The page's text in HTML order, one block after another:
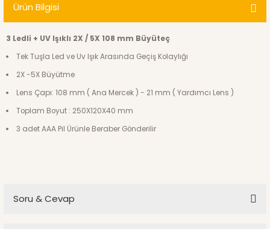
Ürün Bilgisi
3 Ledli + UV Işıklı 2X / 5X 108 mm Büyüteç
Tek Tuşla Led ve Uv Işık Arasında Geçiş Kolaylığı
2X -5X Büyütme
Lens Çapı: 108 mm ( Ana Mercek ) - 21 mm ( Yardımcı Lens )
Toplam Boyut : 250X120X40 mm
3 adet AAA Pil Ürünle Beraber Gönderilir
Soru & Cevap